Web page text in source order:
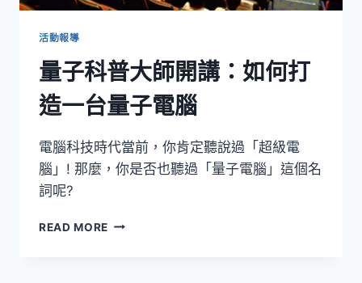
活動報導
量子科普大師開講：如何打
造一台量子電腦
電腦科技時代當前，你肯定聽說過「超級電
腦」! 那麼，你是否也聽過「量子電腦」這個名
詞呢?
READ MORE 量